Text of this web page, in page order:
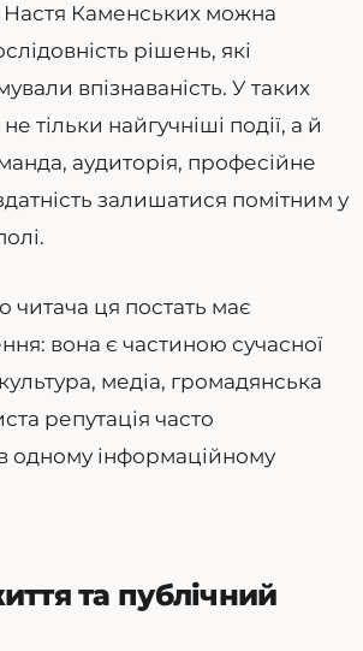
Каменських можна
рішень, які
впізнаваність. У таких
тільки найгучніші події, а й
аудиторія, професійне
залишатися помітним у
читача ця постать має
вона є частиною сучасної
медіа, громадянська
репутація часто
одному інформаційному
та публічний